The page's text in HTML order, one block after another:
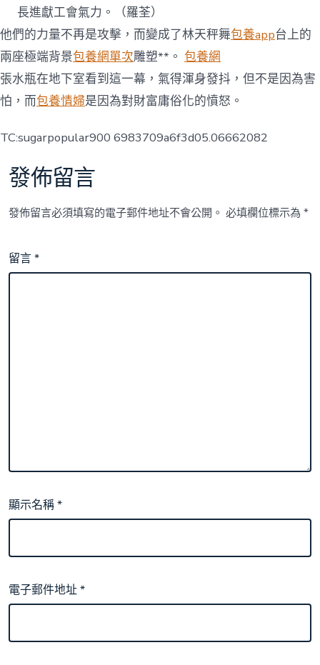
長進獻工會氣力。（羅荃）
他們的力量不再是攻擊，而變成了林天秤舞包養app台上的
兩座極端背景包養網單次雕塑**。 包養網
張水瓶在地下室看到這一幕，氣得渾身發抖，但不是因為害
怕，而包養情婦是因為對財富庸俗化的憤怒。
TC:sugarpopular900 6983709a6f3d05.06662082
發佈留言
發佈留言必須填寫的電子郵件地址不會公開。 必填欄位標示為*
留言*
顯示名稱*
電子郵件地址*